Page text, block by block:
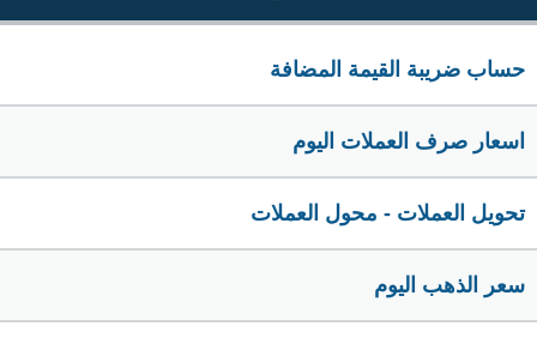
حساب ضريبة القيمة المضافة
اسعار صرف العملات اليوم
تحويل العملات - محول العملات
سعر الذهب اليوم